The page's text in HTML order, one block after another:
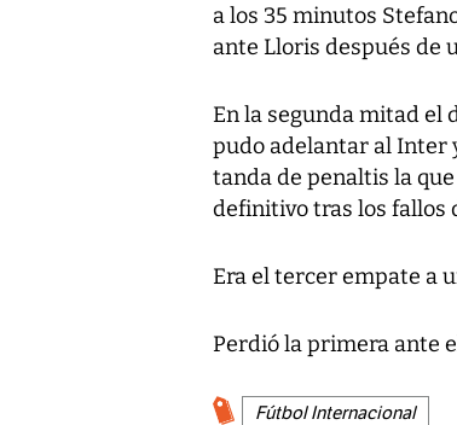
a los 35 minutos
ante Lloris después de
En la segunda mitad el
pudo adelantar al Inter
tanda de penaltis la
definitivo tras los fallos
Era el tercer empate a
Perdió la primera ante
Fútbol Internacional